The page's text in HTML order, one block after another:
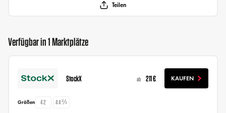
Teilen
Verfügbar in 1 Marktplätze
StockX ab 211 € KAUFEN
Größen 42 44⅔